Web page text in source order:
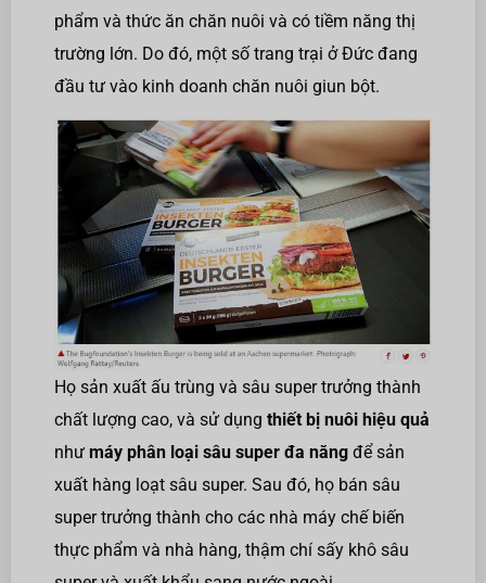
phẩm và thức ăn chăn nuôi và có tiềm năng thị
trường lớn. Do đó, một số trang trại ở Đức đang
đầu tư vào kinh doanh chăn nuôi giun bột.
Họ sản xuất ấu trùng và sâu super trưởng thành
chất lượng cao, và sử dụng thiết bị nuôi hiệu quả
như máy phân loại sâu super đa năng để sản
xuất hàng loạt sâu super. Sau đó, họ bán sâu
super trưởng thành cho các nhà máy chế biến
thực phẩm và nhà hàng, thậm chí sấy khô sâu